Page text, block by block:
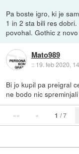
Pa boste igro, ki je
1 in 2 sta bili res
povohal. Gothic z
Mato989
:: 19. feb 2020,
Bi jo kupil pa preigral
ne bodo nic
«« « 1 / 7